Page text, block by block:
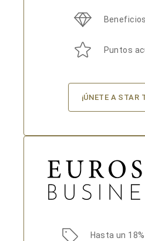
Puntos
¡ÚNETE A STAR
Hasta un